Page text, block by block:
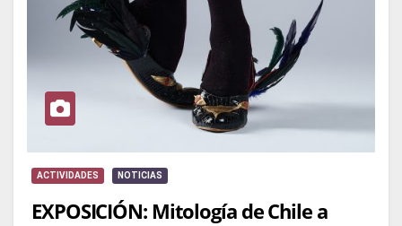
ACTIVIDADES NOTICIAS
EXPOSICIÓN: Mitología de Chile a